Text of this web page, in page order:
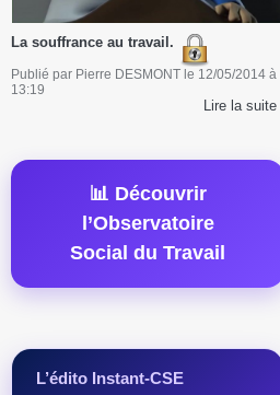
La souffrance au travail.
Publié par Pierre DESMONT le 12/05/2014 à
13:19
Lire la suite
📊 Découvrir
l’Observatoire
Social du Travail
L’édito Instant-CSE